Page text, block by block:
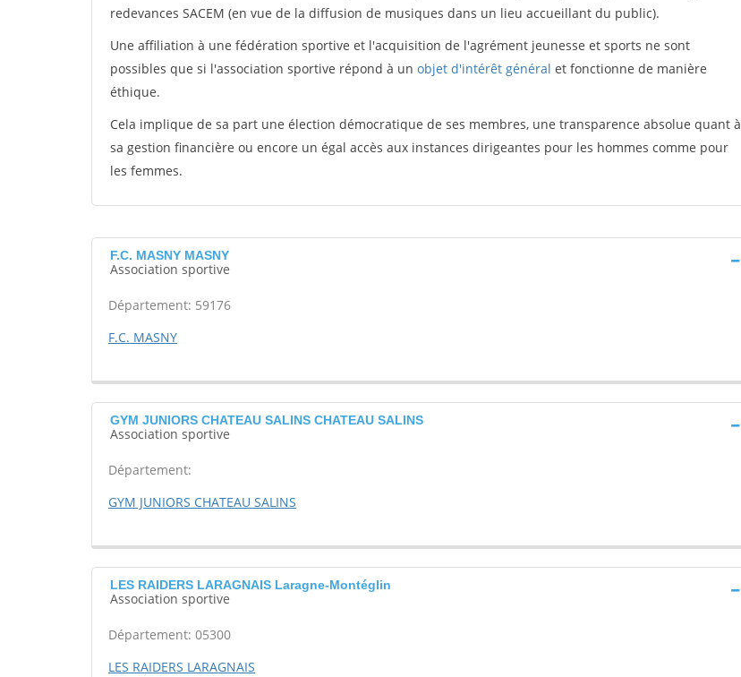
redevances SACEM (en vue de la diffusion de musiques dans un lieu accueillant du public).
Une affiliation à une fédération sportive et l'acquisition de l'agrément jeunesse et sports ne sont
possibles que si l'association sportive répond à un objet d'intérêt général et fonctionne de manière
éthique.
Cela implique de sa part une élection démocratique de ses membres, une transparence absolue quant à
sa gestion financière ou encore un égal accès aux instances dirigeantes pour les hommes comme pour
les femmes.
F.C. MASNY MASNY
Association sportive
Département: 59176
F.C. MASNY
GYM JUNIORS CHATEAU SALINS CHATEAU SALINS
Association sportive
Département:
GYM JUNIORS CHATEAU SALINS
LES RAIDERS LARAGNAIS Laragne-Montéglin
Association sportive
Département: 05300
LES RAIDERS LARAGNAIS